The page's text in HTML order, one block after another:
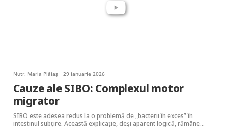
Nutr. Maria Plăiaș 29 ianuarie 2026
Cauze ale SIBO: Complexul motor
migrator
SIBO este adesea redus la o problemă de „bacterii în exces” în
intestinul subțire. Această explicație, deși aparent logică, rămâne…